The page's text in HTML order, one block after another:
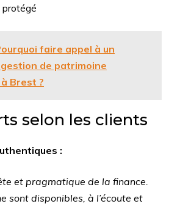
protégé
faire appel à un
de patrimoine
Brest ?
selon les clients
:
et pragmatique de la finance.
sont disponibles, à l’écoute et